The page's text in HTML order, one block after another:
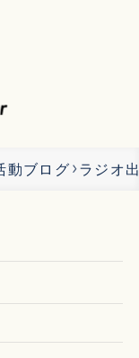
動ブログ ラジオ